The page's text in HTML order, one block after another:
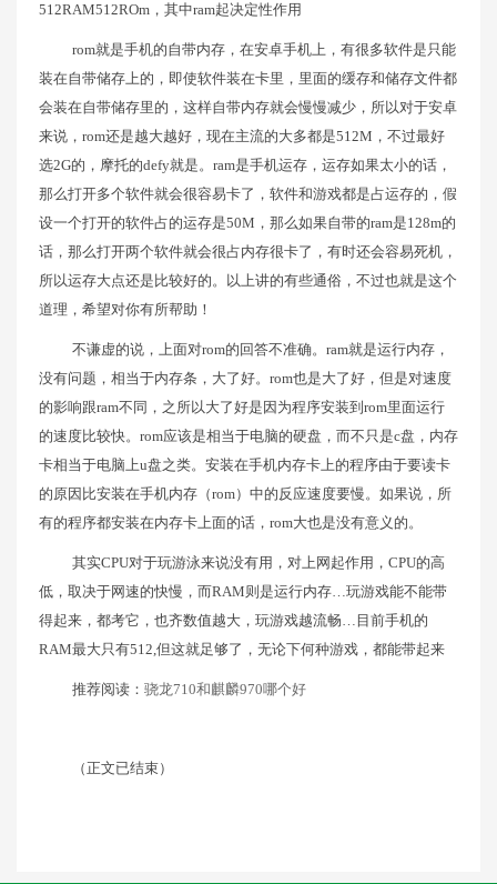
512RAM512ROm，其中ram起决定性作用
rom就是手机的自带内存，在安卓手机上，有很多软件是只能
装在自带储存上的，即使软件装在卡里，里面的缓存和储存文件都
会装在自带储存里的，这样自带内存就会慢慢减少，所以对于安卓
来说，rom还是越大越好，现在主流的大多都是512M，不过最好
选2G的，摩托的defy就是。ram是手机运存，运存如果太小的话，
那么打开多个软件就会很容易卡了，软件和游戏都是占运存的，假
设一个打开的软件占的运存是50M，那么如果自带的ram是128m的
话，那么打开两个软件就会很占内存很卡了，有时还会容易死机，
所以运存大点还是比较好的。以上讲的有些通俗，不过也就是这个
道理，希望对你有所帮助！
不谦虚的说，上面对rom的回答不准确。ram就是运行内存，
没有问题，相当于内存条，大了好。rom也是大了好，但是对速度
的影响跟ram不同，之所以大了好是因为程序安装到rom里面运行
的速度比较快。rom应该是相当于电脑的硬盘，而不只是c盘，内存
卡相当于电脑上u盘之类。安装在手机内存卡上的程序由于要读卡
的原因比安装在手机内存（rom）中的反应速度要慢。如果说，所
有的程序都安装在内存卡上面的话，rom大也是没有意义的。
其实CPU对于玩游泳来说没有用，对上网起作用，CPU的高
低，取决于网速的快慢，而RAM则是运行内存…玩游戏能不能带
得起来，都考它，也齐数值越大，玩游戏越流畅…目前手机的
RAM最大只有512,但这就足够了，无论下何种游戏，都能带起来
推荐阅读： 骁龙710和麒麟970哪个好
（正文已结束）